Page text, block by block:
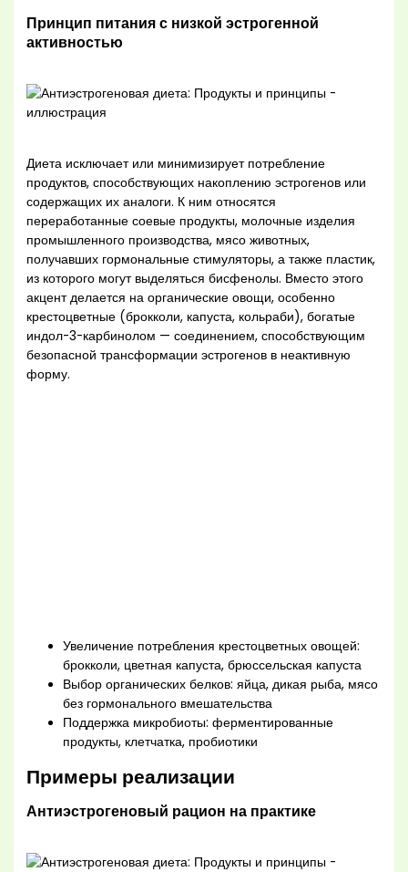
Принцип питания с низкой эстрогенной
активностью
Диета исключает или минимизирует потребление
продуктов, способствующих накоплению эстрогенов или
содержащих их аналоги. К ним относятся
переработанные соевые продукты, молочные изделия
промышленного производства, мясо животных,
получавших гормональные стимуляторы, а также пластик,
из которого могут выделяться бисфенолы. Вместо этого
акцент делается на органические овощи, особенно
крестоцветные (брокколи, капуста, кольраби), богатые
индол-3-карбинолом — соединением, способствующим
безопасной трансформации эстрогенов в неактивную
форму.
Увеличение потребления крестоцветных овощей:
брокколи, цветная капуста, брюссельская капуста
Выбор органических белков: яйца, дикая рыба, мясо
без гормонального вмешательства
Поддержка микробиоты: ферментированные
продукты, клетчатка, пробиотики
Примеры реализации
Антиэстрогеновый рацион на практике